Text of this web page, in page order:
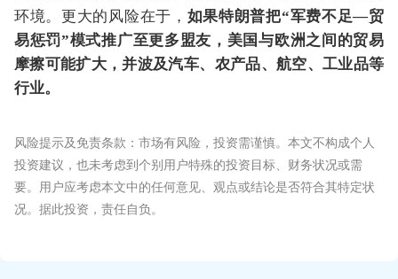
环境。更大的风险在于， 如果特朗普把“军费不足—贸
易惩罚”模式推广至更多盟友，美国与欧洲之间的贸易
摩擦可能扩大，并波及汽车、农产品、航空、工业品等
行业。
风险提示及免责条款：市场有风险，投资需谨慎。本文不构成个人
投资建议，也未考虑到个别用户特殊的投资目标、财务状况或需
要。用户应考虑本文中的任何意见、观点或结论是否符合其特定状
况。据此投资，责任自负。